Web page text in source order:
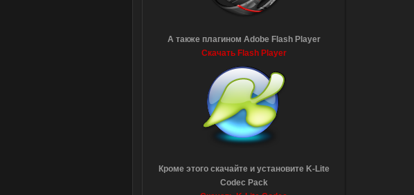
А также плагином Adobe Flash Player
Скачать Flash Player
Кроме этого скачайте и установите K-Lite
Codec Pack